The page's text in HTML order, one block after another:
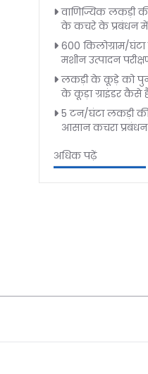
वाणिज्यिक लकड़ी
के कचरे के प्रबंधन में
600 किलोग्राम/
मशीन उत्पादन
लकड़ी के कूड़े को
के कूड़ा ग्राइंडर कैसे
5 टन/घंटा लकड़ी
आसान कचरा
अधिक पढ़ें